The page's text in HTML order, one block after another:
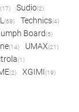
(17) Sudio(2)
(68) Technics(4)
Board(5)
(14) UMAX(21)
(1)
(2) XGIMI(19)